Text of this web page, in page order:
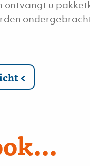
ontvangt u